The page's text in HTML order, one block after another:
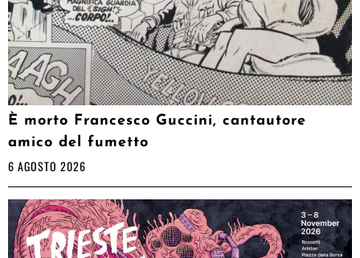
È morto Francesco Guccini, cantautore
amico del fumetto
6 AGOSTO 2026